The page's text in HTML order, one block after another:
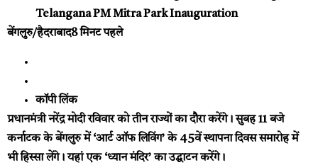
Telangana PM Mitra Park Inauguration
बेंगलुरु/हैदराबाद8 मिनट पहले
कॉपी लिंक
प्रधानमंत्री नरेंद्र मोदी रविवार को तीन राज्यों का दौरा करेंगे। सुबह 11 बजे
कर्नाटक के बेंगलुरु में ‘आर्ट ऑफ लिविंग’ के 45वें स्थापना दिवस समारोह में
भी हिस्सा लेंगे। यहां एक ‘ध्यान मंदिर’ का उद्घाटन करेंगे।